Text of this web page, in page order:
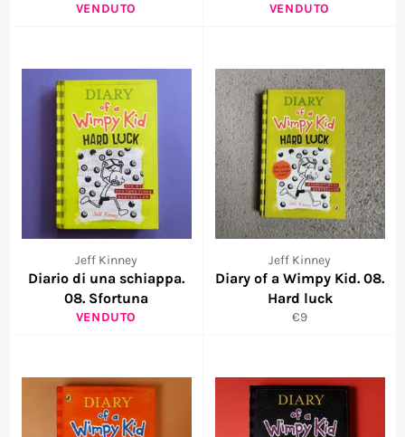
VENDUTO VENDUTO
Jeff Kinney
Diario di una schiappa.
08. Sfortuna
VENDUTO
Jeff Kinney
Diary of a Wimpy Kid. 08.
Hard luck
Prezzo
€9